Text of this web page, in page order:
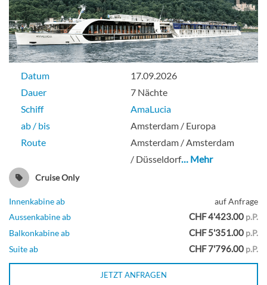
Datum
17.09.2026
Dauer
7 Nächte
Schiff
AmaLucia
ab / bis
Amsterdam / Europa
Route
Amsterdam / Amsterdam
/ Düsseldorf… Mehr
Cruise Only
Innenkabine ab
auf Anfrage
Aussenkabine ab
CHF 4'423.00 p.P.
Balkonkabine ab
CHF 5'351.00 p.P.
Suite ab
CHF 7'796.00 p.P.
JETZT ANFRAGEN